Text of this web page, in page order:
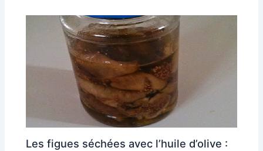
Les figues séchées avec l’huile d’olive :